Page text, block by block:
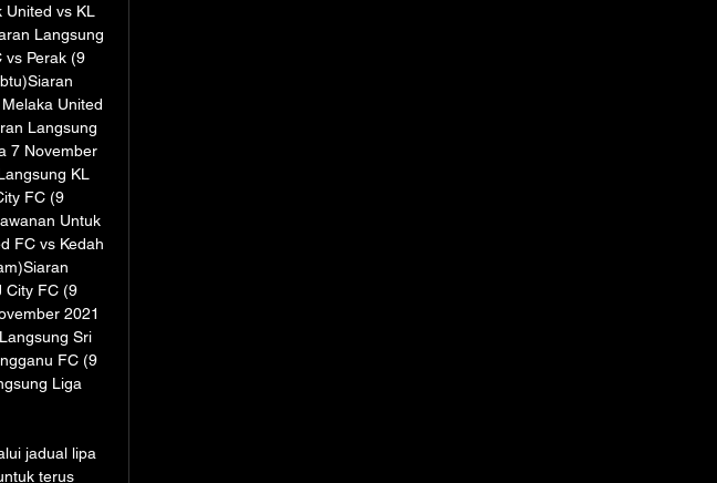
United vs KL
Langsung
vs Perak (9
United
Langsung
7 November
KL
FC (9
Untuk
FC vs Kedah
City FC (9
2021
Sri
FC (9
Liga
jadual lipa
terus